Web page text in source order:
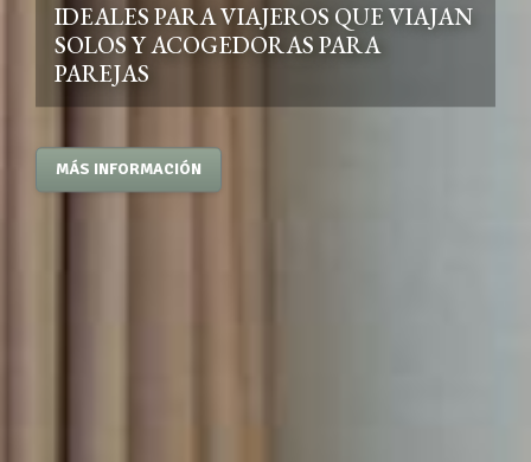
IDEALES PARA VIAJEROS QUE VIAJAN
SOLOS Y ACOGEDORAS PARA
PAREJAS
MÁS INFORMACIÓN